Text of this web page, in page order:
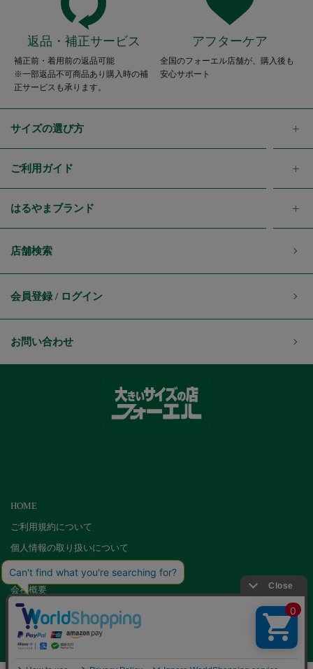
返品・補正サービス
補正前・着用前の返品可能
※一部返品不可商品あり購入時の補
正サービスも承ります。
アフターケア
全国のフォーエル店舗が、購入後も
安心サポート
サイズの選び方
ご利用ガイド
はるやまブランド
店舗検索
会員登録 / ログイン
お問い合わせ
HOME
ご利用規約について
個人情報の取り扱いについて
特定商取引に基づく表記
会社概要
カード会員（情報変更/ポイント照会）
お問い合わせ